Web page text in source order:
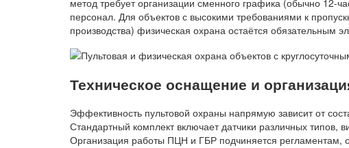
метод требует организации сменного графика (обычно 12-
персонал. Для объектов с высокими требованиями к
производства) физическая охрана остаётся обязательным
Техническое оснащение и
Эффективность пультовой охраны напрямую зависит от
Стандартный комплект включает датчики различных типов,
Организация работы ПЦН и ГБР подчиняется